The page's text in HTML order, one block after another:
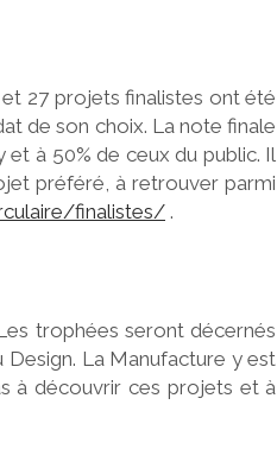
27 projets finalistes ont été
de son choix. La note finale
à 50% de ceux du public. Il
préféré, à retrouver parmi
finalistes/ .
trophées seront décernés
La Manufacture y est
à découvrir ces projets et à